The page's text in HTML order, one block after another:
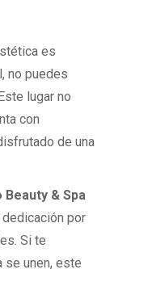
es
no puedes
lugar no
con
de una
Beauty & Spa
por
Si te
se unen, este